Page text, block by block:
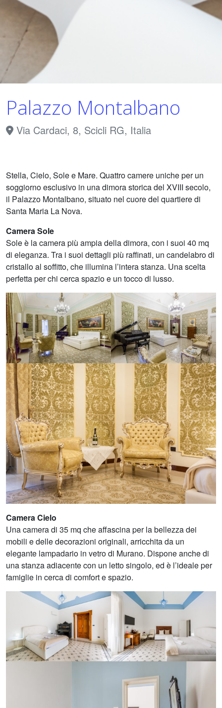
Palazzo Montalbano
Via Cardaci, 8, Scicli RG, Italia
Stella, Cielo, Sole e Mare. Quattro camere uniche per un
soggiorno esclusivo in una dimora storica del XVIII secolo,
il Palazzo Montalbano, situato nel cuore del quartiere di
Santa Maria La Nova.
Camera Sole
Sole è la camera più ampia della dimora, con i suoi 40 mq
di eleganza. Tra i suoi dettagli più raffinati, un candelabro di
cristallo al soffitto, che illumina l’intera stanza. Una scelta
perfetta per chi cerca spazio e un tocco di lusso.
Camera Cielo
Una camera di 35 mq che affascina per la bellezza dei
mobili e delle decorazioni originali, arricchita da un
elegante lampadario in vetro di Murano. Dispone anche di
una stanza adiacente con un letto singolo, ed è l’ideale per
famiglie in cerca di comfort e spazio.